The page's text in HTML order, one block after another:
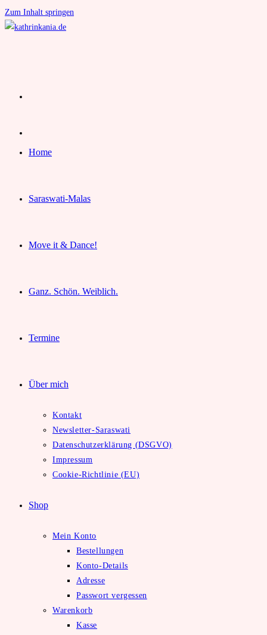
Zum Inhalt springen
Home
Saraswati-Malas
Move it & Dance!
Ganz. Schön. Weiblich.
Termine
Über mich
Kontakt
Newsletter-Saraswati
Datenschutzerklärung (DSGVO)
Impressum
Cookie-Richtlinie (EU)
Shop
Mein Konto
Bestellungen
Konto-Details
Adresse
Passwort vergessen
Warenkorb
Kasse